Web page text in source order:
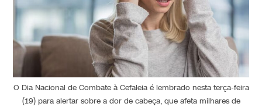
O Dia Nacional de Combate à Cefaleia é lembrado nesta terça-feira
(19) para alertar sobre a dor de cabeça, que afeta milhares de